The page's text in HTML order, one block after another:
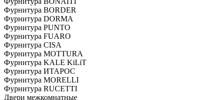
Фурнитура BORDER
Фурнитура DORMA
Фурнитура PUNTO
Фурнитура FUARO
Фурнитура CISA
Фурнитура MOTTURA
Фурнитура KALE KiLiT
Фурнитура ИТАРОС
Фурнитура MORELLI
Фурнитура RUCETTI
Двери межкомнатные